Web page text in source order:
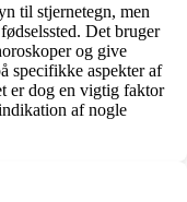
til stjernetegn, men
Det bruger
og give
specifikke aspekter af
er dog en vigtig faktor
af nogle